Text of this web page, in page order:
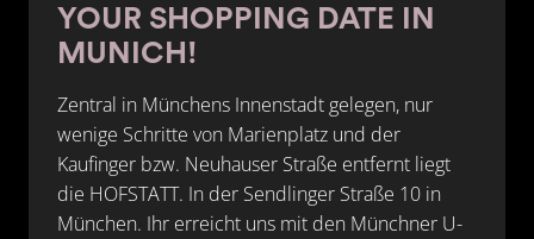
YOUR SHOPPING DATE IN
MUNICH!
Zentral in Münchens Innenstadt gelegen, nur
wenige Schritte von Marienplatz und der
Kaufinger bzw. Neuhauser Straße entfernt liegt
die HOFSTATT. In der Sendlinger Straße 10 in
München. Ihr erreicht uns mit den Münchner U-